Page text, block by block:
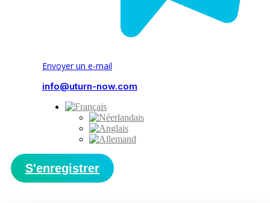
Envoyer un e-mail
info@uturn-now.com
S'enregistrer